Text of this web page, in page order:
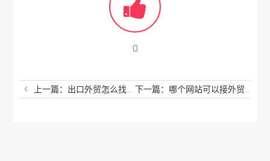
0
上一篇：出口外贸怎么找客户？外贸怎么找客户最快？